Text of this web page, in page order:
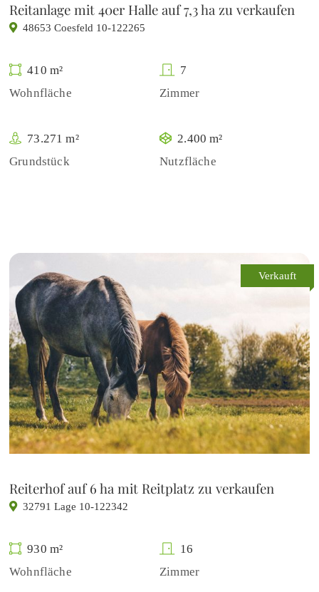
Reitanlage mit 40er Halle auf 7,3 ha zu verkaufen
48653 Coesfeld 10-122265
410 m²
Wohnfläche
7
Zimmer
73.271 m²
Grundstück
2.400 m²
Nutzfläche
Verkauft
Reiterhof auf 6 ha mit Reitplatz zu verkaufen
32791 Lage 10-122342
930 m²
Wohnfläche
16
Zimmer